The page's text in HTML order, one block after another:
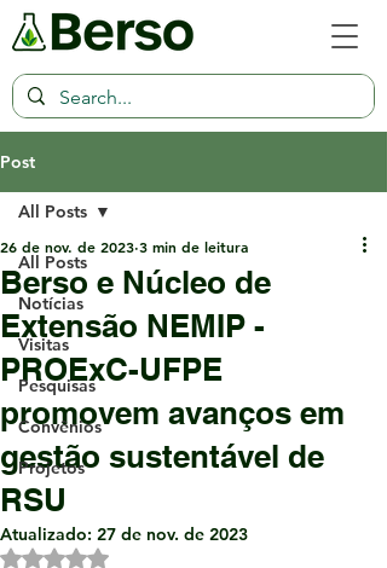
Post
All Posts
Notícias
Visitas
Pesquisas
Convênios
Projetos
All Posts
Berso e Núcleo de
Extensão NEMIP -
PROExC-UFPE
promovem avanços em
gestão sustentável de
RSU
26 de nov. de 2023 3 min de leitura
Atualizado: 27 de nov. de 2023
Avaliado com NaN de 5 estrelas.